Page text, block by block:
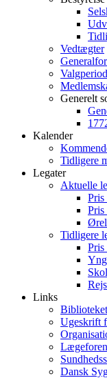
Vedtægter
Generelt
Kalender
Tidligere
Legater
Aktuelle
Pris
Tidligere
Pris
Links
Biblioteket
Ugeskrift
Dansk